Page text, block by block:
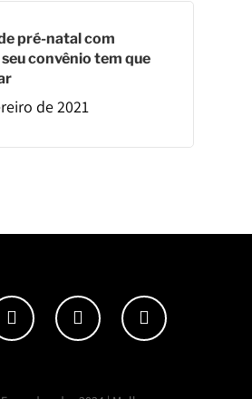
pré-natal com
convênio tem que
de 2021